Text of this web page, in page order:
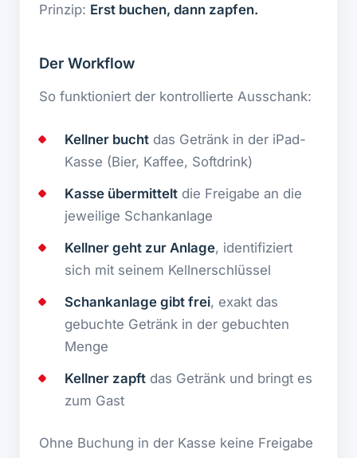
Prinzip: Erst buchen, dann zapfen.
Der Workflow
So funktioniert der kontrollierte Ausschank:
Kellner bucht das Getränk in der iPad-
Kasse (Bier, Kaffee, Softdrink)
Kasse übermittelt die Freigabe an die
jeweilige Schankanlage
Kellner geht zur Anlage, identifiziert
sich mit seinem Kellnerschlüssel
Schankanlage gibt frei, exakt das
gebuchte Getränk in der gebuchten
Menge
Kellner zapft das Getränk und bringt es
zum Gast
Ohne Buchung in der Kasse keine Freigabe